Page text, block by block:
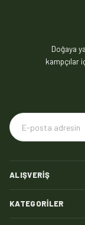
Doğaya
kampçılar
ALIŞVERIŞ
KATEGORILER